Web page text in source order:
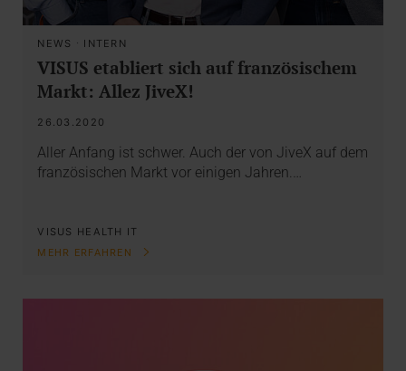
NEWS · INTERN
VISUS etabliert sich auf französischem
Markt: Allez JiveX!
26.03.2020
Aller Anfang ist schwer. Auch der von JiveX auf dem
französischen Markt vor einigen Jahren.…
VISUS HEALTH IT
MEHR ERFAHREN